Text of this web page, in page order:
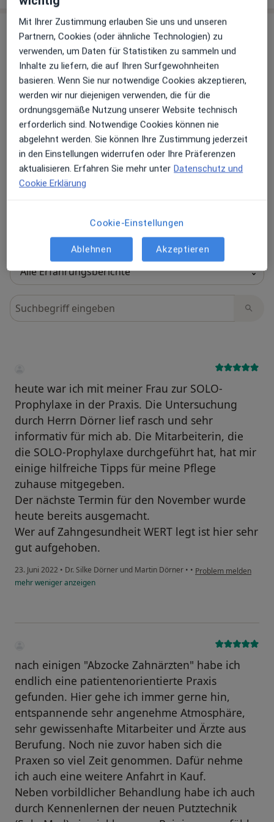
Erfahrungen
Bewerten
11 Bewertungen
Jede einzelne Bewertungen ist wichtig. Wir
prüfen und moderieren Bewertungen
gemäß unserer Richtlinien. Erfahren Sie
Sterne berechnen unter
Bewertungen durchsuchen
heute war ich mit meiner Frau zur SOLO-
Prophylaxe in der Praxis. Die Untersuchung
durch Herrn Dörner lief rasch und sehr
informativ für mich ab. Die Mitarbeiterin, die
die SOLO-Prophylaxe durchgeführt hat, hat mir
einige hilfreiche Tipps für meine Pflege
zuhause mitgegeben.
Der nächste Termin für den November wurde
heute bereits ausgemacht.
Wer auf Zahngesundheit WERT legt ist hier sehr
gut aufgehoben.
23. Juni 2022 • Dr. Silke Dörner und Martin Dörner • • Problem melden
mehrwenigeranzeigen
nach einigen "Abzocke Zahnärzten" habe ich
endlich eine patientenorientierte Praxis
gefunden. Hier gehe ich immer gerne hin,
entspannende sehr angenehme Atmosphäre,
sehr gewissenhafte Mitarbeiter und Ärzte aus
Berufung. Noch nie zuvor haben sich die
Praxen so viel Zeit genommen. Dafür nehme
ich auch eine weitere Anfahrt in Kauf.
Neben vorbildlicher Behandlung habe ich auch
durch Kennenlernen der neuen Putztechnik
Mit Ihrer Zustimmung erlauben Sie uns und unseren
Partnern, Cookies (oder ähnliche Technologien) zu
verwenden, um Daten für Statistiken zu sammeln und
Inhalte zu liefern, die auf Ihren Surfgewohnheiten
basieren. Wenn Sie nur notwendige Cookies akzeptieren,
werden wir nur diejenigen verwenden, die für die
ordnungsgemäße Nutzung unserer Website technisch
erforderlich sind. Notwendige Cookies können nie
abgelehnt werden. Sie können Ihre Zustimmung jederzeit
in den Einstellungen widerrufen oder Ihre Präferenzen
aktualisieren. Erfahren Sie mehr unter Datenschutz und
Cookie Erklärung
Cookie-Einstellungen
Ablehnen Akzeptieren